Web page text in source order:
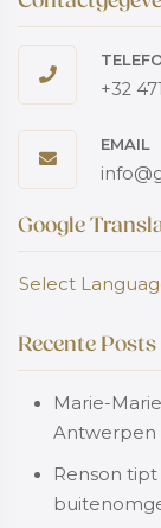
+32
EMAIL
Google
Select
Recente Posts
Marie-
Antwerpen
Renson